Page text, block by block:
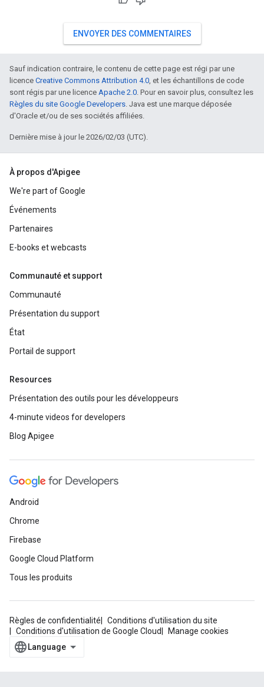
ENVOYER DES COMMENTAIRES
Sauf indication contraire, le contenu de cette page est régi par une
licence Creative Commons Attribution 4.0, et les échantillons de code
sont régis par une licence Apache 2.0. Pour en savoir plus, consultez les
Règles du site Google Developers. Java est une marque déposée
d'Oracle et/ou de ses sociétés affiliées.
Dernière mise à jour le 2026/02/03 (UTC).
À propos d'Apigee
We're part of Google
Événements
Partenaires
E-books et webcasts
Communauté et support
Communauté
Présentation du support
État
Portail de support
Resources
Présentation des outils pour les développeurs
4-minute videos for developers
Blog Apigee
Android
Chrome
Firebase
Google Cloud Platform
Tous les produits
Règles de confidentialité
Conditions d'utilisation du site
Conditions d'utilisation de Google Cloud
Manage cookies